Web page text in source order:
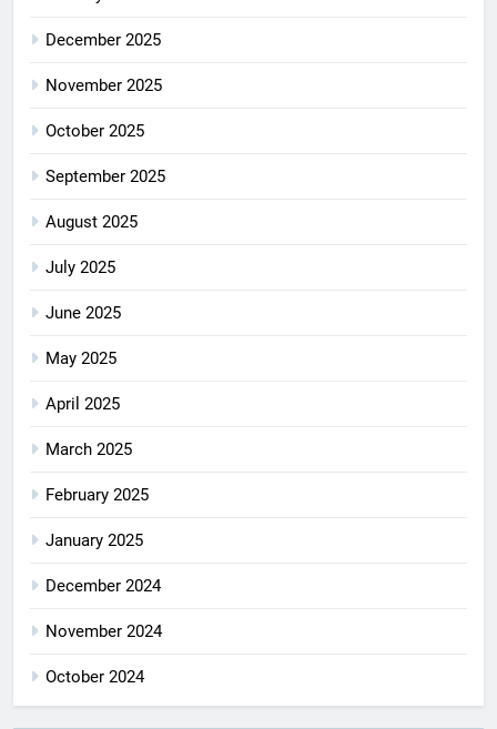
December 2025
November 2025
October 2025
September 2025
August 2025
July 2025
June 2025
May 2025
April 2025
March 2025
February 2025
January 2025
December 2024
November 2024
October 2024